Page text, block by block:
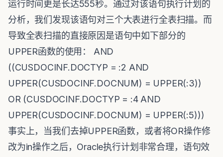
运行时间更是长达555秒。通过对该语句执行计划的
分析，我们发现该语句对三个大表进行全表扫描。而
导致全表扫描的直接原因是语句中如下部分的
UPPER函数的使用： AND
((CUSDOCINF.DOCTYP = :2 AND
UPPER(CUSDOCINF.DOCNUM) = UPPER(:3))
OR (CUSDOCINF.DOCTYP = :4 AND
UPPER(CUSDOCINF.DOCNUM) = UPPER(:5)))
事实上，当我们去掉UPPER函数，或者将OR操作修
改为in操作之后，Oracle执行计划非常合理，语句效